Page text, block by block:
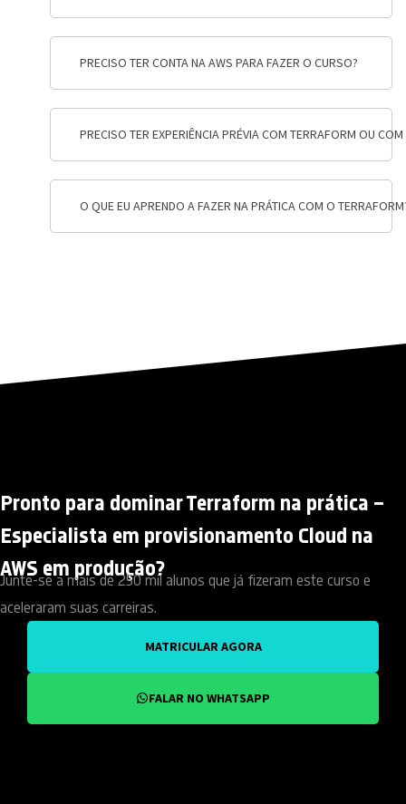
PRECISO TER CONTA NA AWS PARA FAZER O CURSO?
PRECISO TER EXPERIÊNCIA PRÉVIA COM TERRAFORM OU
O QUE EU APRENDO A FAZER NA PRÁTICA COM O
Pronto para dominar Terraform na prática –
Especialista em provisionamento Cloud na
AWS em produção?
Junte-se a mais de 250 mil alunos que já fizeram este curso e
aceleraram suas carreiras.
MATRICULAR AGORA
FALAR NO WHATSAPP